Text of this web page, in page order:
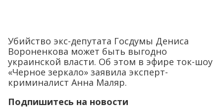
Убийство экс-депутата Госдумы Дениса
Вороненкова может быть выгодно
украинской власти. Об этом в эфире ток-шоу
«Черное зеркало» заявила эксперт-
криминалист Анна Маляр.
Подпишитесь на новости